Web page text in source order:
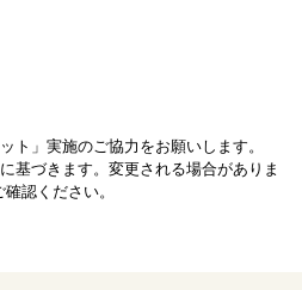
ト」実施のご協力をお願いします。
基づきます。変更される場合がありま
認ください。